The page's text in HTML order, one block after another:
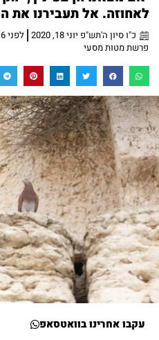
לאחוזה. אל תעבירנו את
כ"ו סיון ה'תש"פ יוני 18, 2020 לפני 6 שנים
פרשת מטות מסעי
עקבו אחרינו בוואטסאפ